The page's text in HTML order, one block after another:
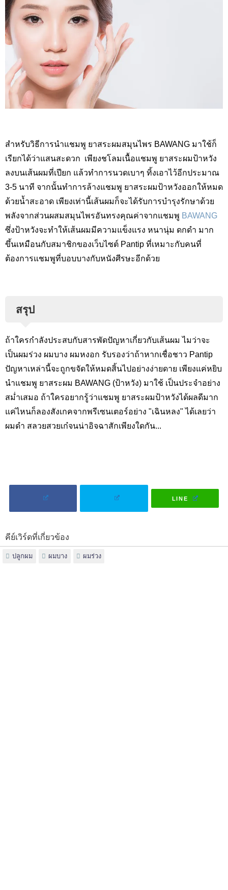
สำหรับวิธีการนำแชมพู ยาสระผมสมุนไพร BAWANG มาใช้ก็
เรียกได้ว่าแสนสะดวก เพียงชโลมเนื้อแชมพู ยาสระผมป้าหวัง
ลงบนเส้นผมที่เปียก แล้วทำการนวดเบาๆ ทิ้งเอาไว้อีกประมาณ
3-5 นาที จากนั้นทำการล้างแชมพู ยาสระผมป้าหวังออกให้หมด
ด้วยน้ำสะอาด เพียงเท่านี้เส้นผมก็จะได้รับการบำรุงรักษาด้วย
พลังจากส่วนผสมสมุนไพรอันทรงคุณค่าจากแชมพู BAWANG
ซึ่งป้าหวังจะทำให้เส้นผมมีความแข็งแรง หนานุ่ม ดกดำ มาก
ขึ้นเหมือนกับสมาชิกของเว็บไซต์ Pantip ที่เหมาะกับคนที่
ต้องการแชมพูที่บอบบางกับหนังศีรษะอีกด้วย
สรุป
ถ้าใครกำลังประสบกับสารพัดปัญหาเกี่ยวกับเส้นผม ไมว่าจะ
เป็นผมร่วง ผมบาง ผมหงอก รับรองว่าถ้าหากเชื่อชาว Pantip
ปัญหาเหล่านี้จะถูกขจัดให้หมดสิ้นไปอย่างง่ายดาย เพียงแค่หยิบ
นำแชมพู ยาสระผม BAWANG (ป้าหวัง) มาใช้ เป็นประจำอย่าง
สม่ำเสมอ ถ้าใครอยากรู้ว่าแชมพู ยาสระผมป้าหวังได้ผลดีมาก
แค่ไหนก็ลองสังเกคจากพรีเซนเตอร์อย่าง "เฉินหลง" ได้เลยว่า
ผมดำ สลวยสวยเก๋จนน่าอิจฉาสักเพียงใดกัน...
LINE
คีย์เวิร์ดที่เกี่ยวข้อง
ปลูกผม ผมบาง ผมร่วง